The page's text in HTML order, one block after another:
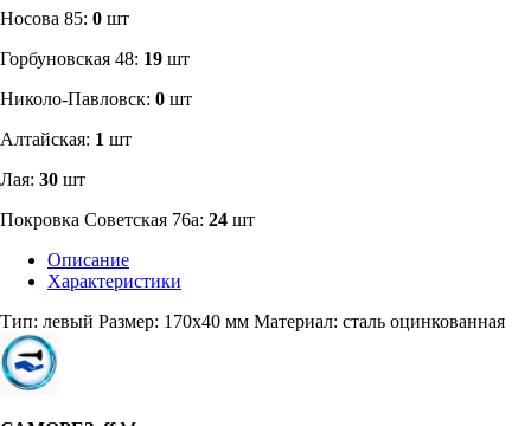
Носова 85: 0 шт
​Горбуновская 48: 19 шт
​Николо-Павловск: 0 шт
Алтайская: 1 шт
Лая: 30 шт
Покровка Советская 76а: 24 шт
Описание
Характеристики
Тип: левый Размер: 170х40 мм Материал: сталь оцинкованная